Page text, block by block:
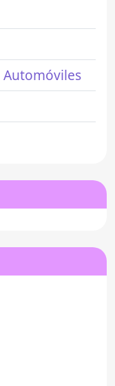
Automóviles